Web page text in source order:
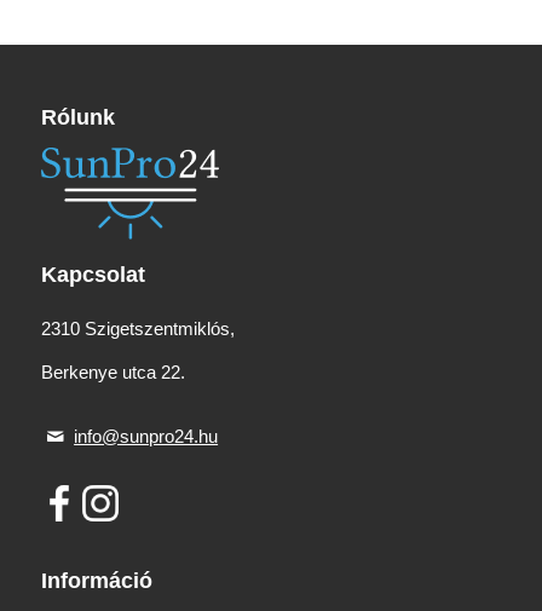
Rólunk
Kapcsolat
2310 Szigetszentmiklós,
Berkenye utca 22.
info@sunpro24.hu
Információ